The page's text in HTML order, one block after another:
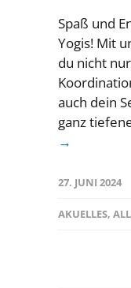
Spaß und
Yogis! Mit
du nicht
auch dein
ganz
→
27. JUNI 2024
AKUELLES,